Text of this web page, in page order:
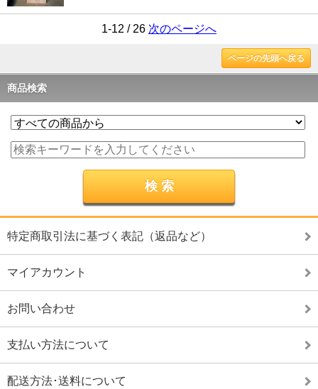
1-12 / 26 次のページへ
ページの先頭へ戻る
商品検索
特定商取引法に基づく表記（返品など）
マイアカウント
お問い合わせ
支払い方法について
配送方法･送料について